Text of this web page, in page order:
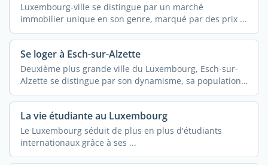
Luxembourg-ville se distingue par un marché
immobilier unique en son genre, marqué par des prix ...
Se loger à Esch-sur-Alzette
Deuxième plus grande ville du Luxembourg, Esch-sur-
Alzette se distingue par son dynamisme, sa population
...
La vie étudiante au Luxembourg
Le Luxembourg séduit de plus en plus d'étudiants
internationaux grâce à ses ...